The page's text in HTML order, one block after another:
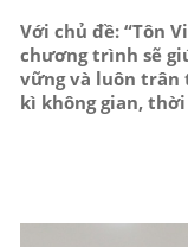
Với chủ đề: “Tôn
chương trình sẽ
vững và luôn trân
kì không gian,